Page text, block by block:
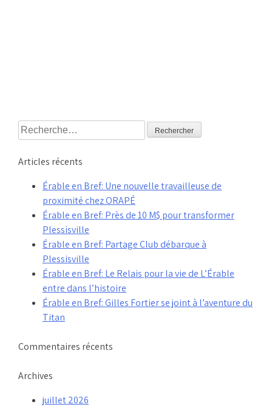
Rechercher :
Articles récents
Érable en Bref: Une nouvelle travailleuse de
proximité chez ORAPÉ
Érable en Bref: Près de 10 M$ pour transformer
Plessisville
Érable en Bref: Partage Club débarque à
Plessisville
Érable en Bref: Le Relais pour la vie de L’Érable
entre dans l’histoire
Érable en Bref: Gilles Fortier se joint à l’aventure du
Titan
Commentaires récents
Archives
juillet 2026